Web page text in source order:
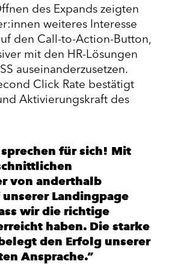
des Expands zeigten
weiteres Interesse
den Call-to-Action-Button,
mit den HR-Lösungen
auseinanderzusetzen.
Click Rate bestätigt
Aktivierungskraft des
für sich! Mit
von anderthalb
Landingpage
wir die richtige
haben. Die starke
den Erfolg unserer
Ansprache.